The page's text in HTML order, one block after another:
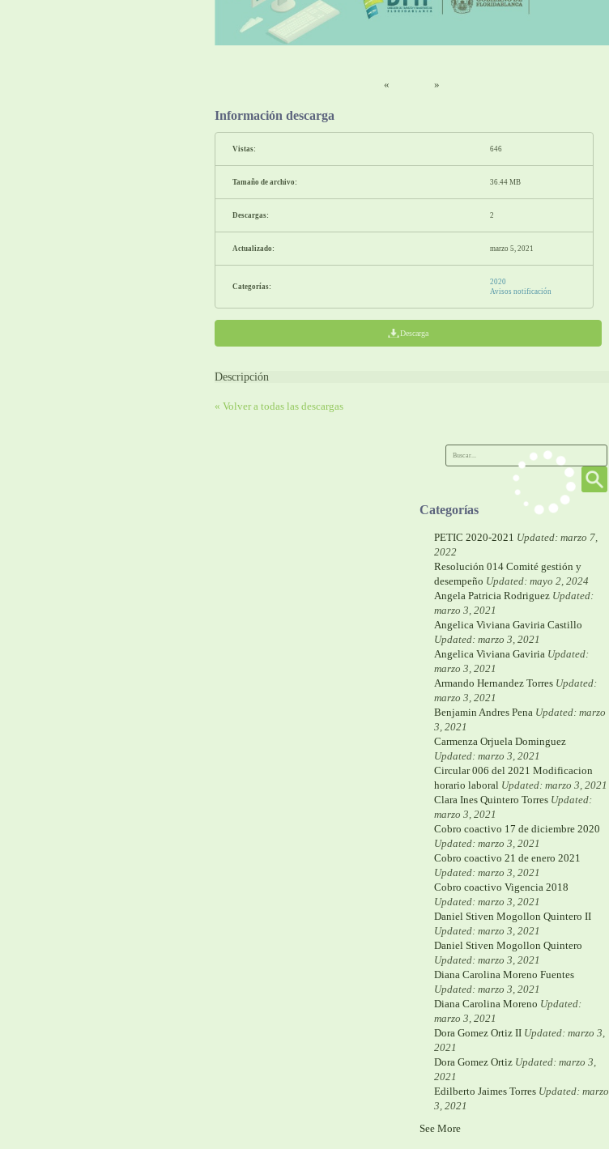
« »
Información descarga
Vistas: 646
Tamaño de archivo: 36.44 MB
Descargas: 2
Actualizado: marzo 5, 2021
Categorías:
2020
Avisos notificación
Descarga
Descripción
« Volver a todas las descargas
Categorías
PETIC 2020-2021 Updated: marzo 7,
2022
Resolución 014 Comité gestión y
desempeño Updated: mayo 2, 2024
Angela Patricia Rodriguez Updated:
marzo 3, 2021
Angelica Viviana Gaviria Castillo
Updated: marzo 3, 2021
Angelica Viviana Gaviria Updated:
marzo 3, 2021
Armando Hernandez Torres Updated:
marzo 3, 2021
Benjamin Andres Pena Updated: marzo
3, 2021
Carmenza Orjuela Dominguez
Updated: marzo 3, 2021
Circular 006 del 2021 Modificacion
horario laboral Updated: marzo 3, 2021
Clara Ines Quintero Torres Updated:
marzo 3, 2021
Cobro coactivo 17 de diciembre 2020
Updated: marzo 3, 2021
Cobro coactivo 21 de enero 2021
Updated: marzo 3, 2021
Cobro coactivo Vigencia 2018
Updated: marzo 3, 2021
Daniel Stiven Mogollon Quintero II
Updated: marzo 3, 2021
Daniel Stiven Mogollon Quintero
Updated: marzo 3, 2021
Diana Carolina Moreno Fuentes
Updated: marzo 3, 2021
Diana Carolina Moreno Updated:
marzo 3, 2021
Dora Gomez Ortiz II Updated: marzo 3,
2021
Dora Gomez Ortiz Updated: marzo 3,
2021
Edilberto Jaimes Torres Updated: marzo
3, 2021
See More